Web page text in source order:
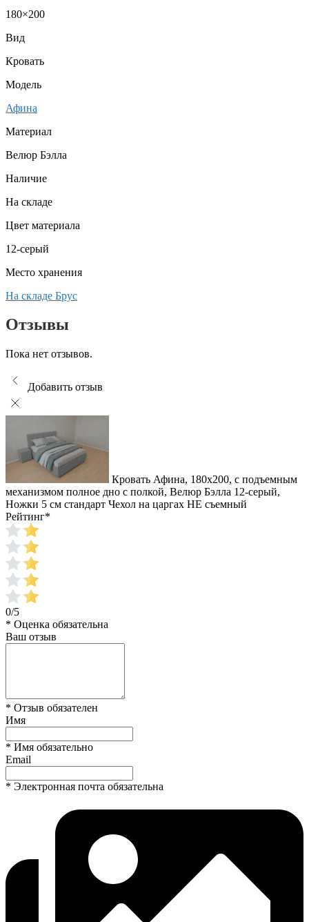
180×200
Вид
Кровать
Модель
Афина
Материал
Велюр Бэлла
Наличие
На складе
Цвет материала
12-серый
Место хранения
На складе Брус
Отзывы
Пока нет отзывов.
Добавить отзыв
Кровать Афина, 180x200, с подъемным
механизмом полное дно с полкой, Велюр Бэлла 12-серый,
Ножки 5 см стандарт Чехол на царгах НЕ съемный
Рейтинг*
0/5
* Оценка обязательна
Ваш отзыв
* Отзыв обязателен
Имя
* Имя обязательно
Email
* Электронная почта обязательна